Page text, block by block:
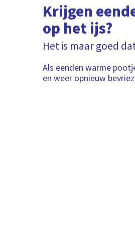
Krijgen
op het ijs?
Het is maar goed
Als eenden warme
en weer opnieuw